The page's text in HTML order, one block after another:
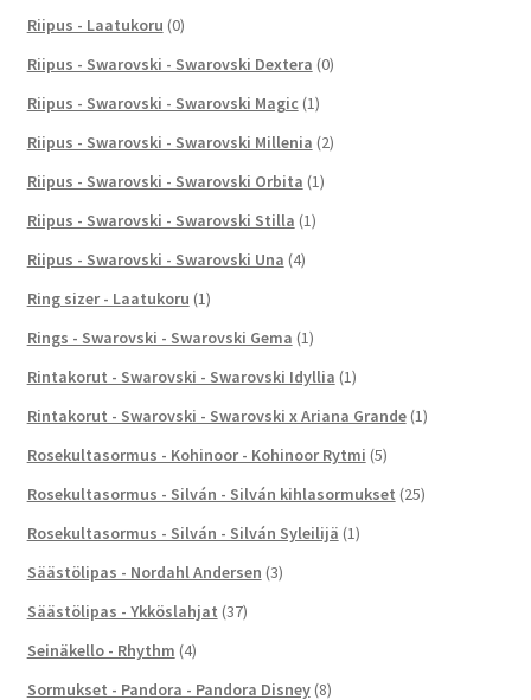
Riipus - Laatukoru (0)
Riipus - Swarovski - Swarovski Dextera (0)
Riipus - Swarovski - Swarovski Magic (1)
Riipus - Swarovski - Swarovski Millenia (2)
Riipus - Swarovski - Swarovski Orbita (1)
Riipus - Swarovski - Swarovski Stilla (1)
Riipus - Swarovski - Swarovski Una (4)
Ring sizer - Laatukoru (1)
Rings - Swarovski - Swarovski Gema (1)
Rintakorut - Swarovski - Swarovski Idyllia (1)
Rintakorut - Swarovski - Swarovski x Ariana Grande (1)
Rosekultasormus - Kohinoor - Kohinoor Rytmi (5)
Rosekultasormus - Silván - Silván kihlasormukset (25)
Rosekultasormus - Silván - Silván Syleilijä (1)
Säästölipas - Nordahl Andersen (3)
Säästölipas - Ykköslahjat (37)
Seinäkello - Rhythm (4)
Sormukset - Pandora - Pandora Disney (8)